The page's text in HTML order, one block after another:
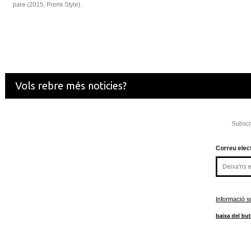
pare (2015, Premi Style).
Vols rebre més noticies?
Correu
Informació
baixa del